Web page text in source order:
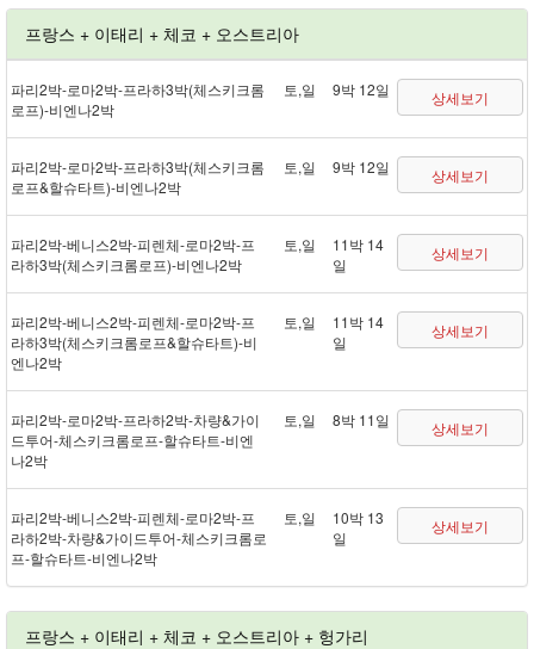
프랑스 + 이태리 + 체코 + 오스트리아
파리 2박 - 로마 2박 - 프라하 3박(체스키크롬
로프) - 비엔나 2박
토,일 9박 12일 상세보기
파리 2박 - 로마 2박 - 프라하 3박(체스키크롬
로프&할슈타트) - 비엔나 2박
토,일 9박 12일 상세보기
파리 2박 - 베니스 2박 - 피렌체 - 로마 2박 - 프
라하 3박(체스키크롬로프) - 비엔나 2박
토,일
11박 14
일
상세보기
파리 2박 - 베니스 2박 - 피렌체 - 로마 2박 - 프
라하 3박(체스키크롬로프&할슈타트) - 비
엔나 2박
토,일
11박 14
일
상세보기
파리 2박 - 로마 2박 - 프라하 2박 - 차량&가이
드투어 - 체스키크롬로프 - 할슈타트 - 비엔
나 2박
토,일 8박 11일 상세보기
파리 2박 - 베니스 2박 - 피렌체 - 로마 2박 - 프
라하 2박 - 차량&가이드투어 - 체스키크롬로
프 - 할슈타트 - 비엔나 2박
토,일
10박 13
일
상세보기
프랑스 + 이태리 + 체코 + 오스트리아 + 헝가리